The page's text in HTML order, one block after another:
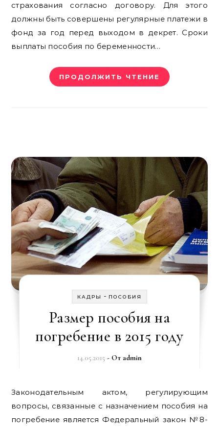
страхования согласно договору. Для этого
должны быть совершены регулярные платежи в
фонд за год перед выходом в декрет. Сроки
выплаты пособия по беременности…
ПРОДОЛЖИТЬ ЧТЕНИЕ
КАДРЫ - ПОСОБИЯ
Размер пособия на
погребение в 2015 году
14.05.2015 - От admin
Законодательным актом, регулирующим
вопросы, связанные с назначением пособия на
погребение является Федеральный закон №8-